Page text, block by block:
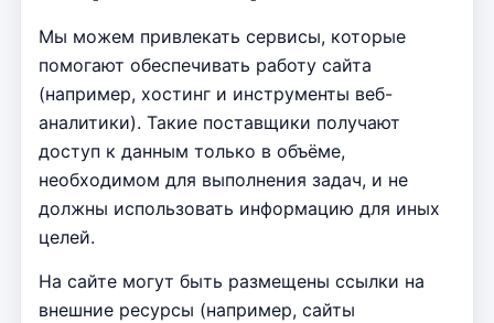
Мы можем привлекать сервисы, которые
помогают обеспечивать работу сайта
(например, хостинг и инструменты веб-
аналитики). Такие поставщики получают
доступ к данным только в объёме,
необходимом для выполнения задач, и не
должны использовать информацию для иных
целей.
На сайте могут быть размещены ссылки на
внешние ресурсы (например, сайты